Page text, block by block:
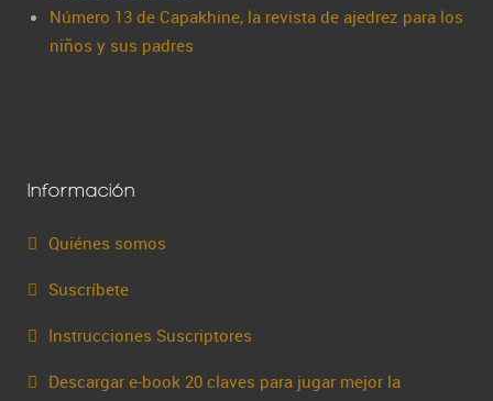
Número 13 de Capakhine, la revista de ajedrez para los
niños y sus padres
Información
Quiénes somos
Suscríbete
Instrucciones Suscriptores
Descargar e-book 20 claves para jugar mejor la